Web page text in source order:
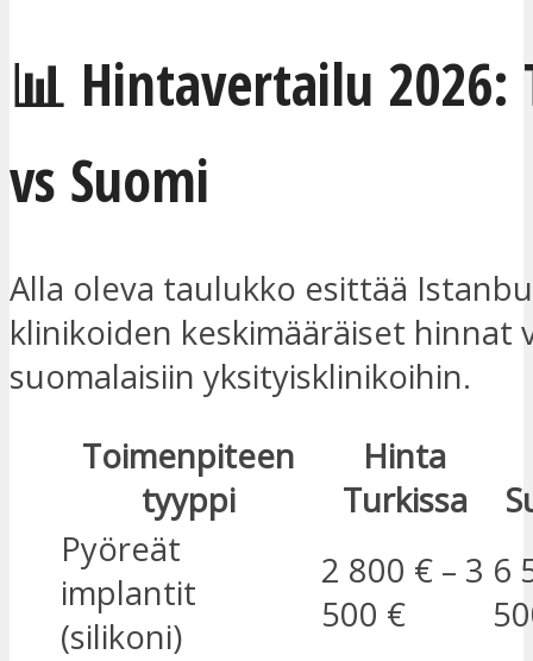
📊 Hintavertailu 2026:
vs Suomi
Alla oleva taulukko esittää
klinikoiden keskimääräiset hinnat
suomalaisiin yksityisklinikoihin.
Toimenpiteen
tyyppi
Hinta
Turkissa
Pyöreät
implantit
(silikoni)
2 800 € – 3
500 €
6